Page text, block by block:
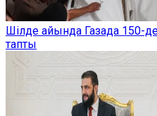
Шілде айында Газада 150-
тапты